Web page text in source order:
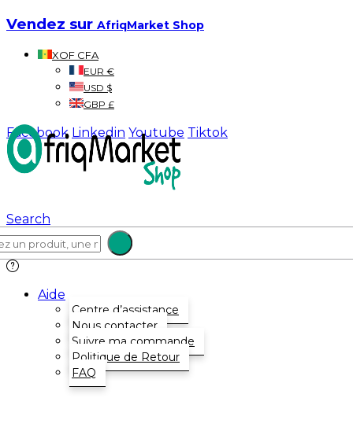
Vendez sur AfriqMarket Shop
XOF CFA
EUR €
USD $
GBP £
Facebook Linkedin Youtube Tiktok
Search
Aide
Centre d’assistance
Nous contacter
Suivre ma commande
Politique de Retour
FAQ